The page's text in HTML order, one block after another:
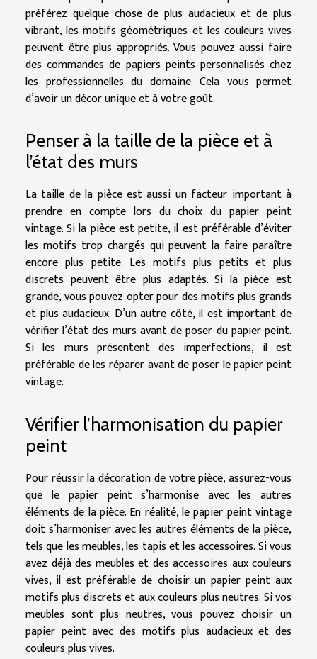
préférez quelque chose de plus audacieux et de plus
vibrant, les motifs géométriques et les couleurs vives
peuvent être plus appropriés. Vous pouvez aussi faire
des commandes de papiers peints personnalisés chez
les professionnelles du domaine. Cela vous permet
d’avoir un décor unique et à votre goût.
Penser à la taille de la pièce et à
l’état des murs
La taille de la pièce est aussi un facteur important à
prendre en compte lors du choix du papier peint
vintage. Si la pièce est petite, il est préférable d’éviter
les motifs trop chargés qui peuvent la faire paraître
encore plus petite. Les motifs plus petits et plus
discrets peuvent être plus adaptés. Si la pièce est
grande, vous pouvez opter pour des motifs plus grands
et plus audacieux. D’un autre côté, il est important de
vérifier l’état des murs avant de poser du papier peint.
Si les murs présentent des imperfections, il est
préférable de les réparer avant de poser le papier peint
vintage.
Vérifier l’harmonisation du papier
peint
Pour réussir la décoration de votre pièce, assurez-vous
que le papier peint s’harmonise avec les autres
éléments de la pièce. En réalité, le papier peint vintage
doit s’harmoniser avec les autres éléments de la pièce,
tels que les meubles, les tapis et les accessoires. Si vous
avez déjà des meubles et des accessoires aux couleurs
vives, il est préférable de choisir un papier peint aux
motifs plus discrets et aux couleurs plus neutres. Si vos
meubles sont plus neutres, vous pouvez choisir un
papier peint avec des motifs plus audacieux et des
couleurs plus vives.